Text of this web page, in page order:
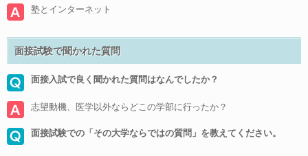
塾とインターネット
面接試験で聞かれた質問
面接入試で良く聞かれた質問はなんでしたか？
志望動機、医学以外ならどこの学部に行ったか？
面接試験での「その大学ならではの質問」を教えてください。